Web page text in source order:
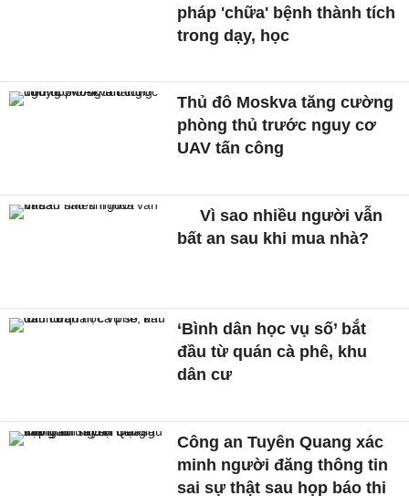
pháp 'chữa' bệnh thành tích
trong dạy, học
Thủ đô Moskva tăng cường
phòng thủ trước nguy cơ
UAV tấn công
Vì sao nhiều người vẫn
bất an sau khi mua nhà?
‘Bình dân học vụ số’ bắt
đầu từ quán cà phê, khu
dân cư
Công an Tuyên Quang xác
minh người đăng thông tin
sai sự thật sau họp báo thi